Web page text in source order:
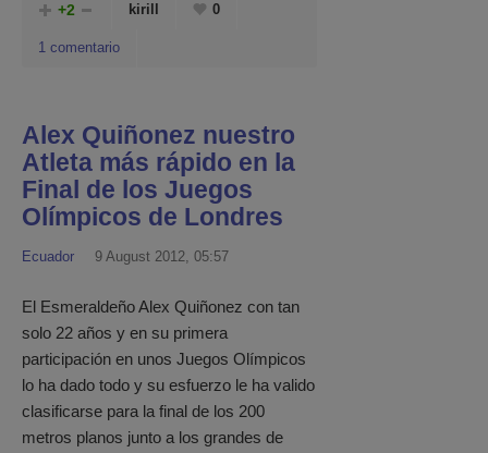
+2 kirill 0
1 comentario
Alex Quiñonez nuestro
Atleta más rápido en la
Final de los Juegos
Olímpicos de Londres
Ecuador 9 August 2012, 05:57
El Esmeraldeño Alex Quiñonez con tan
solo 22 años y en su primera
participación en unos Juegos Olímpicos
lo ha dado todo y su esfuerzo le ha valido
clasificarse para la final de los 200
metros planos junto a los grandes de